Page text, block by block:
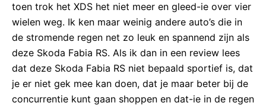
toen trok het XDS het niet meer en gleed-ie over vier
wielen weg. Ik ken maar weinig andere auto’s die in
de stromende regen net zo leuk en spannend zijn als
deze Skoda Fabia RS. Als ik dan in een review lees
dat deze Skoda Fabia RS niet bepaald sportief is, dat
je er niet gek mee kan doen, dat je maar beter bij de
concurrentie kunt gaan shoppen en dat-ie in de regen